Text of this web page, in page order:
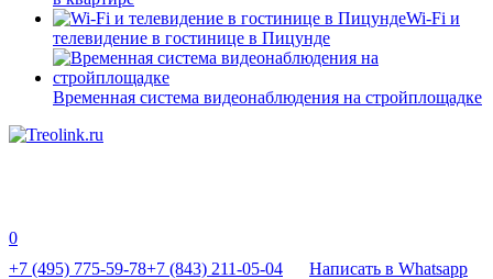
Wi-Fi и
телевидение в гостинице в Пицунде
Временная система видеонаблюдения на стройплощадке
0
+7 (495) 775-59-78+7 (843) 211-05-04
Написать в Whatsapp